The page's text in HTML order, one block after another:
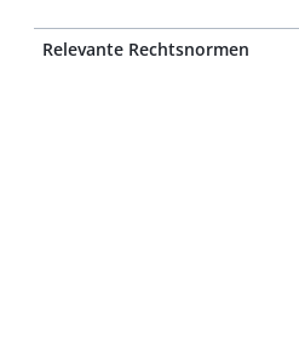
Relevante Rechtsnormen